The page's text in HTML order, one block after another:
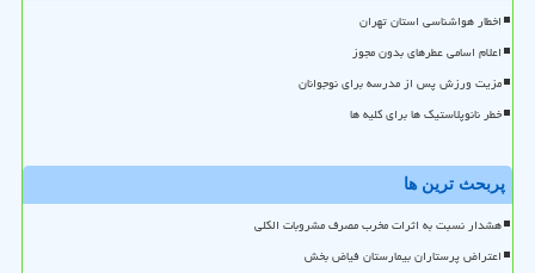
اخطار هواشناسی استان تهران
اعلام اسامی عطرهای بدون مجوز
مزیت ورزش پس از مدرسه برای نوجوانان
خطر نانوپلاستیک ها برای کلیه ها
پربحث ترین ها
هشدار نسبت به اثرات مخرب مصرف مشروبات الکلی
اعتراض پرستاران بیمارستان فیاض بخش